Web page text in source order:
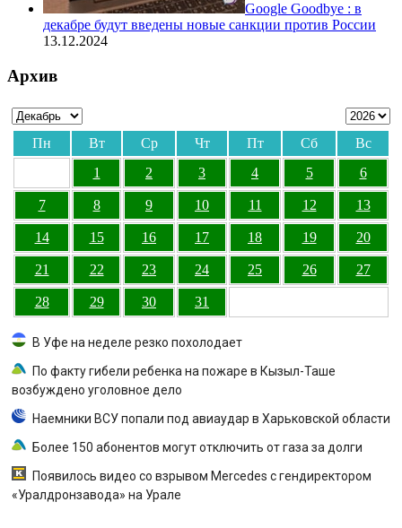
Google Goodbye : в
декабре будут введены новые санкции против России
13.12.2024
Архив
Пн Вт Ср Чт Пт Сб
Вс
1
2 3 4 5 6
7 8 9 10 11 12 13
14 15 16 17 18 19 20
21 22 23 24 25 26 27
28 29 30 31
В Уфе на неделе резко похолодает
По факту гибели ребенка на пожаре в Кызыл-Таше
возбуждено уголовное дело
Наемники ВСУ попали под авиаудар в Харьковской области
Более 150 абонентов могут отключить от газа за долги
Появилось видео со взрывом Mercedes с гендиректором
«Уралдронзавода» на Урале